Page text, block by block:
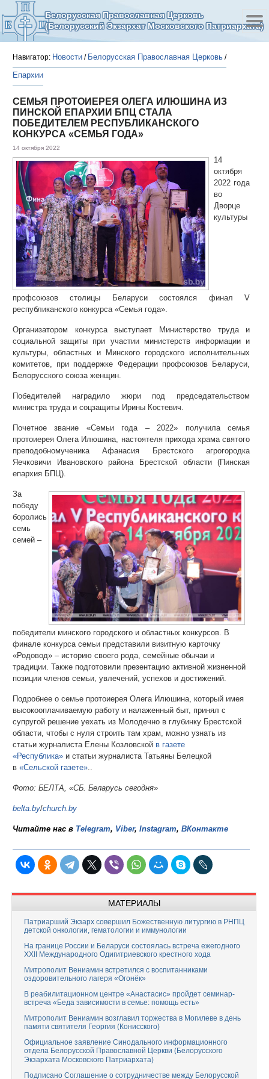
Белорусская Православная Церковь
(Белорусский Экзархат Московского Патриархата)
Навигатор: Новости / Белорусская Православная Церковь /
Епархии
СЕМЬЯ ПРОТОИЕРЕЯ ОЛЕГА ИЛЮШИНА ИЗ
ПИНСКОЙ ЕПАРХИИ БПЦ СТАЛА
ПОБЕДИТЕЛЕМ РЕСПУБЛИКАНСКОГО
КОНКУРСА «СЕМЬЯ ГОДА»
14 октября 2022
14
октября
2022 года
во
Дворце
культуры
профсоюзов столицы Беларуси состоялся финал V
республиканского конкурса «Семья года».
Организатором конкурса выступает Министерство труда и
социальной защиты при участии министерств информации и
культуры, областных и Минского городского исполнительных
комитетов, при поддержке Федерации профсоюзов Беларуси,
Белорусского союза женщин.
Победителей наградило жюри под председательством
министра труда и соцзащиты Ирины Костевич.
Почетное звание «Семьи года – 2022» получила семья
протоиерея Олега Илюшина, настоятеля прихода храма святого
преподобномученика Афанасия Брестского агрогородка
Яечковичи Ивановского района Брестской области (Пинская
епархия БПЦ).
За
победу
боролись
семь
семей –
победители минского городского и областных конкурсов. В
финале конкурса семьи представили визитную карточку
«Родовод» – историю своего рода, семейные обычаи и
традиции. Также подготовили презентацию активной жизненной
позиции членов семьи, увлечений, успехов и достижений.
Подробнее о семье протоиерея Олега Илюшина, который имея
высокооплачиваемую работу и налаженный быт, принял с
супругой решение уехать из Молодечно в глубинку Брестской
области, чтобы с нуля строить там храм, можно узнать из
статьи журналиста Елены Козловской в газете
«Республика» и статьи журналиста Татьяны Белецкой
в «Сельской газете»..
Фото: БЕЛТА, «СБ. Беларусь сегодня»
belta.by/church.by
Читайте нас в Telegram, Viber, Instagram, ВКонтакте
МАТЕРИАЛЫ
Патриарший Экзарх совершил Божественную литургию в РНПЦ
детской онкологии, гематологии и иммунологии
На границе России и Беларуси состоялась встреча ежегодного
XXII Международного Одигитриевского крестного хода
Митрополит Вениамин встретился с воспитанниками
оздоровительного лагеря «Огонёк»
В реабилитационном центре «Анастасис» пройдет семинар-
встреча «Беда зависимости в семье: помощь есть»
Митрополит Вениамин возглавил торжества в Могилеве в день
памяти святителя Георгия (Конисского)
Официальное заявление Синодального информационного
отдела Белорусской Православной Церкви (Белорусского
Экзархата Московского Патриархата)
Подписано Соглашение о сотрудничестве между Белорусской